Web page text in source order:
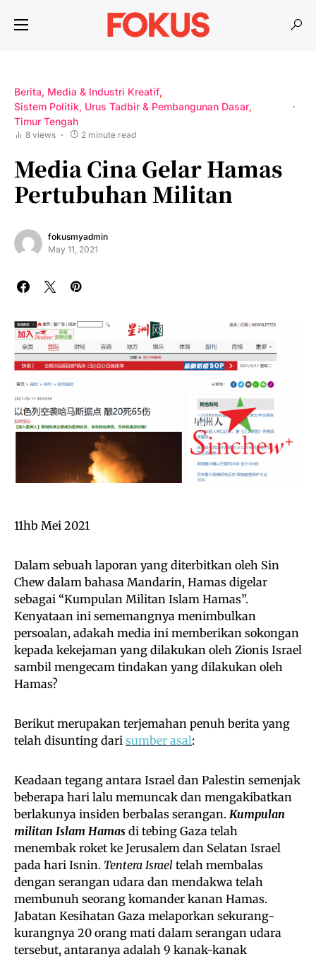
Berita Media & Industri Kreatif
Sistem Politik, Urus Tadbir & Pembangunan Dasar
Timur Tengah
8 views 2 minute read
Media Cina Gelar Hamas
Pertubuhan Militan
fokusmyadmin
May 11, 2021
11hb Mei 2021
Dalam sebuah laporan yang diterbitkan oleh Sin
Chew dalam bahasa Mandarin, Hamas digelar
sebagai “Kumpulan Militan Islam Hamas”.
Kenyataan ini sememangnya menimbulkan
persoalan, adakah media ini memberikan sokongan
kepada kekejaman yang dilakukan oleh Zionis Israel
sambil mengecam tindakan yang dilakukan oleh
Hamas?
Berikut merupakan terjemahan penuh berita yang
telah disunting dari sumber asal:
Keadaan tegang antara Israel dan Palestin semenjak
beberapa hari lalu memuncak dan mengakibatkan
berlakunya insiden berbalas serangan. Kumpulan
militan Islam Hamas di tebing Gaza telah
menembak roket ke Jerusalem dan Selatan Israel
pada hari Isnin. Tentera Israel telah membalas
dengan serangan udara dan mendakwa telah
membunuh seorang komander kanan Hamas.
Jabatan Kesihatan Gaza melaporkan sekurang-
kurangnya 20 orang mati dalam serangan udara
tersebut, antaranya adalah 9 kanak-kanak